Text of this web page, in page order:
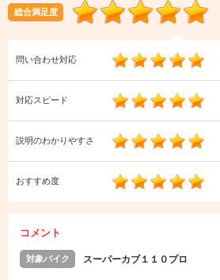
総合満足度
問い合わせ対応
対応スピード
説明のわかりやすさ
おすすめ度
コメント
対象バイク スーパーカブ１１０プロ